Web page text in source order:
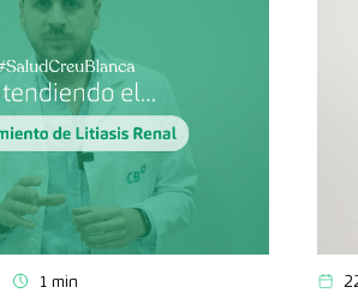
1 min